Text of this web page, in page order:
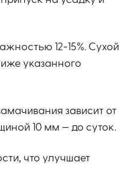
12-15%. Сухой
указанного
зависит от
10 мм — до суток.
что улучшает